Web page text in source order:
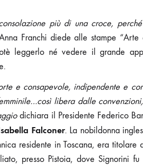
più di una croce,
Franchi diede alle stampe
leggerlo né vedere il grande
e consapevole, indipendente e
libera dalle
dichiara il Presidente Federico
Falconer. La nobildonna
residente in Toscana, era titolare
presso Pistoia, dove Signorini fu